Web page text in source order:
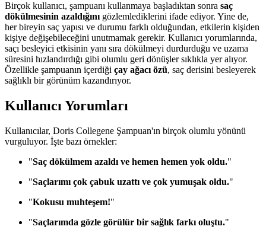
Birçok kullanıcı, şampuanı kullanmaya başladıktan sonra saç
dökülmesinin azaldığını gözlemlediklerini ifade ediyor. Yine de,
her bireyin saç yapısı ve durumu farklı olduğundan, etkilerin kişiden
kişiye değişebileceğini unutmamak gerekir. Kullanıcı yorumlarında,
saçı besleyici etkisinin yanı sıra dökülmeyi durdurduğu ve uzama
süresini hızlandırdığı gibi olumlu geri dönüşler sıklıkla yer alıyor.
Özellikle şampuanın içerdiği çay ağacı özü, saç derisini besleyerek
sağlıklı bir görünüm kazandırıyor.
Kullanıcı Yorumları
Kullanıcılar, Doris Collegene Şampuan'ın birçok olumlu yönünü
vurguluyor. İşte bazı örnekler:
"Saç dökülmem azaldı ve hemen hemen yok oldu."
"Saçlarımı çok çabuk uzattı ve çok yumuşak oldu."
"Kokusu muhteşem!"
"Saçlarımda gözle görülür bir sağlık farkı oluştu."